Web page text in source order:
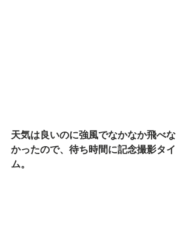
天気は良いのに強風でなかなか飛べな
かったので、待ち時間に記念撮影タイ
ム。